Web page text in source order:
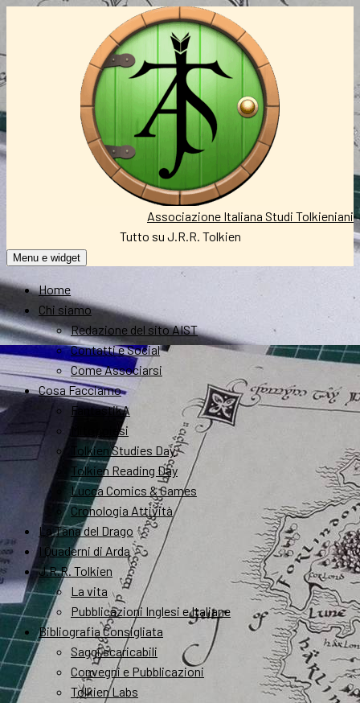
contenuto
Associazione Italiana Studi Tolkieniani
Tutto su J.R.R. Tolkien
Menu e widget
Home
Chi siamo
Redazione del sito AIST
Contatti e Social
Come Associarsi
Cosa Facciamo
FantastikA
Mitopoiesi
Tolkien Studies Day
Tolkien Reading Day
Lucca Comics & Games
Cronologia Attività
La Tana del Drago
I Quaderni di Arda
J.R.R. Tolkien
La vita
Pubblicazioni Inglesi e Italiane
Bibliografia Consigliata
Saggi scaricabili
Convegni e Pubblicazioni
Tolkien Labs